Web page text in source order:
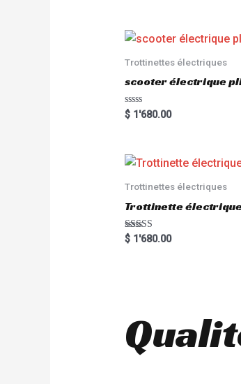
Trottinettes électriques
scooter électrique
R
a
0
o
t
f
5
$1'680.00
Trottinettes électriques
Trottinette électrique
Rated
5.00
$1'680.00